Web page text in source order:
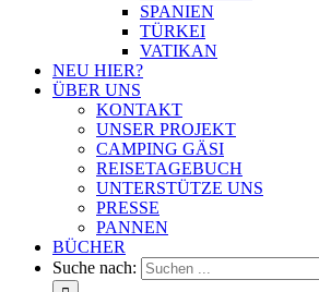
SPANIEN
TÜRKEI
VATIKAN
NEU HIER?
ÜBER UNS
KONTAKT
UNSER PROJEKT
CAMPING GÄSI
REISETAGEBUCH
UNTERSTÜTZE UNS
PRESSE
PANNEN
BÜCHER
Suche nach: